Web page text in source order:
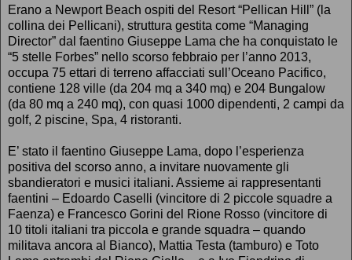
Erano a Newport Beach ospiti del Resort “Pellican Hill” (la
collina dei Pellicani), struttura gestita come “Managing
Director” dal faentino Giuseppe Lama che ha conquistato le
“5 stelle Forbes” nello scorso febbraio per l’anno 2013,
occupa 75 ettari di terreno affacciati sull’Oceano Pacifico,
contiene 128 ville (da 204 mq a 340 mq) e 204 Bungalow
(da 80 mq a 240 mq), con quasi 1000 dipendenti, 2 campi da
golf, 2 piscine, Spa, 4 ristoranti.
E’ stato il faentino Giuseppe Lama, dopo l’esperienza
positiva del scorso anno, a invitare nuovamente gli
sbandieratori e musici italiani. Assieme ai rappresentanti
faentini – Edoardo Caselli (vincitore di 2 piccole squadre a
Faenza) e Francesco Gorini del Rione Rosso (vincitore di
10 titoli italiani tra piccola e grande squadra – quando
militava ancora al Bianco), Mattia Testa (tamburo) e Toto